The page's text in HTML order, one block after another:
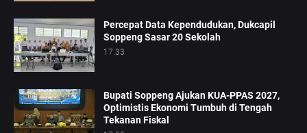
Percepat Data Kependudukan, Dukcapil
Soppeng Sasar 20 Sekolah
17.33
Bupati Soppeng Ajukan KUA-PPAS 2027,
Optimistis Ekonomi Tumbuh di Tengah
Tekanan Fiskal